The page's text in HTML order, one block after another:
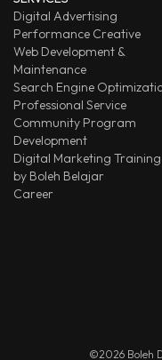
Digital Advertising
Performance Creative
Web Development &
Maintenance
Search Engine
Professional Service
Community Program
Development
Digital Marketing Training
by Boleh Belajar
Career
©2026 Boleh